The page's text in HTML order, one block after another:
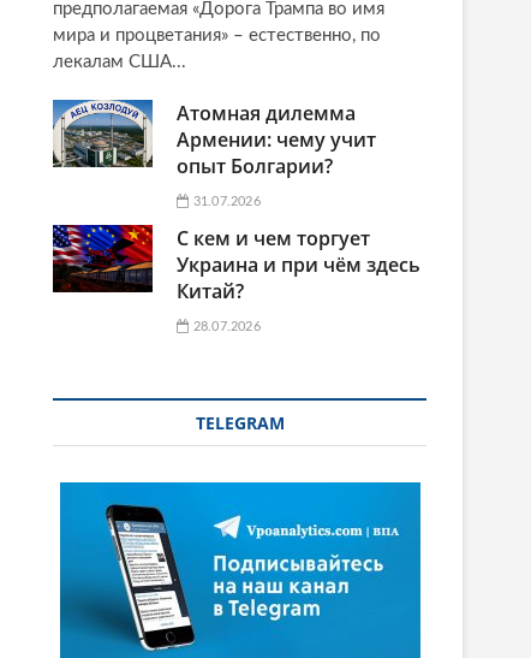
предполагаемая «Дорога Трампа во имя
мира и процветания» – естественно, по
лекалам США...
Атомная дилемма
Армении: чему учит
опыт Болгарии?
31.07.2026
С кем и чем торгует
Украина и при чём здесь
Китай?
28.07.2026
TELEGRAM